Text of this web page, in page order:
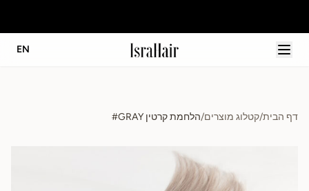
EN
דף הבית/קטלוג מוצרים/הלחמת קרטין GRAY#